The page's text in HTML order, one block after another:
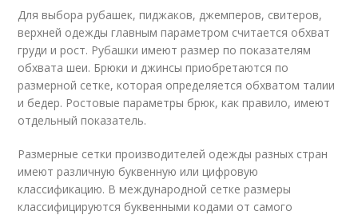
Для выбора рубашек, пиджаков, джемперов, свитеров,
верхней одежды главным параметром считается обхват
груди и рост. Рубашки имеют размер по показателям
обхвата шеи. Брюки и джинсы приобретаются по
размерной сетке, которая определяется обхватом талии
и бедер. Ростовые параметры брюк, как правило, имеют
отдельный показатель.
Размерные сетки производителей одежды разных стран
имеют различную буквенную или цифровую
классификацию. В международной сетке размеры
классифицируются буквенными кодами от самого